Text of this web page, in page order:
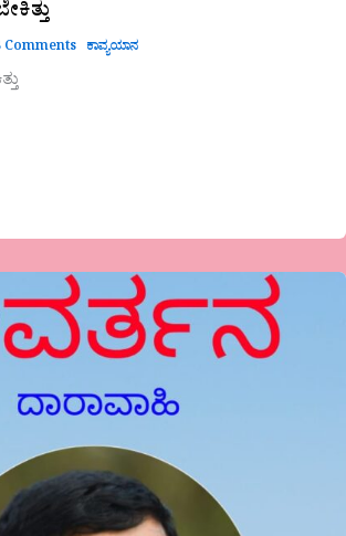
Comments ಕಾವ್ಯಯಾನ